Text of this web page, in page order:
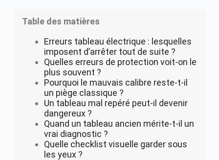
Table des matières
Erreurs tableau électrique : lesquelles
imposent d’arrêter tout de suite ?
Quelles erreurs de protection voit-on le
plus souvent ?
Pourquoi le mauvais calibre reste-t-il
un piège classique ?
Un tableau mal repéré peut-il devenir
dangereux ?
Quand un tableau ancien mérite-t-il un
vrai diagnostic ?
Quelle checklist visuelle garder sous
les yeux ?